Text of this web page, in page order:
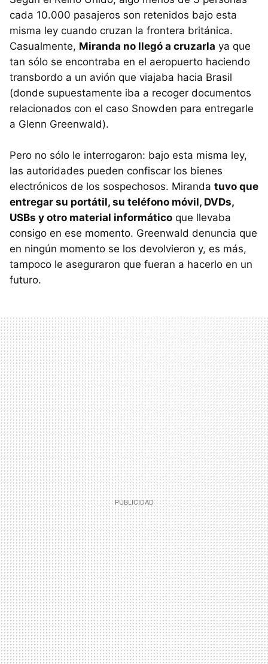
cada 10.000 pasajeros son retenidos bajo esta
misma ley cuando cruzan la frontera británica.
Casualmente, Miranda no llegó a cruzarla ya que
tan sólo se encontraba en el aeropuerto haciendo
transbordo a un avión que viajaba hacia Brasil
(donde supuestamente iba a recoger documentos
relacionados con el caso Snowden para entregarle
a Glenn Greenwald).
Pero no sólo le interrogaron: bajo esta misma ley,
las autoridades pueden confiscar los bienes
electrónicos de los sospechosos. Miranda tuvo que
entregar su portátil, su teléfono móvil, DVDs,
USBs y otro material informático que llevaba
consigo en ese momento. Greenwald denuncia que
en ningún momento se los devolvieron y, es más,
tampoco le aseguraron que fueran a hacerlo en un
futuro.